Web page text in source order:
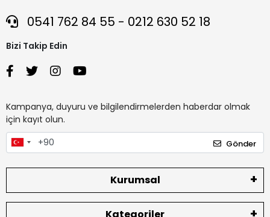
0541 762 84 55 - 0212 630 52 18
Bizi Takip Edin
Kampanya, duyuru ve bilgilendirmelerden haberdar olmak
için kayıt olun.
Gönder
Kurumsal